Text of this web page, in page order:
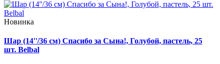
Новинка
Шар (14''/36 см) Спасибо за Сына!, Голубой, пастель, 25
шт. Belbal